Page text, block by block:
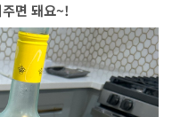
면 돼요~!